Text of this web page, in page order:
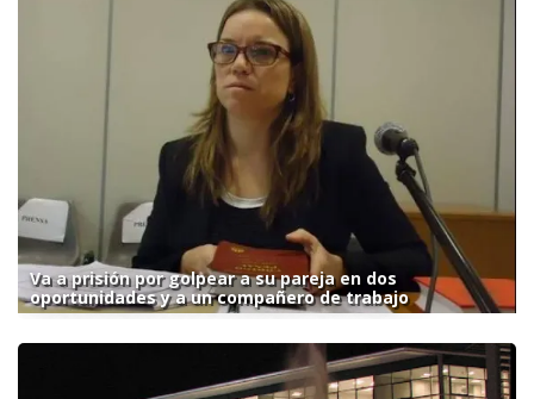
Va a prisión por golpear a su pareja en dos
oportunidades y a un compañero de trabajo